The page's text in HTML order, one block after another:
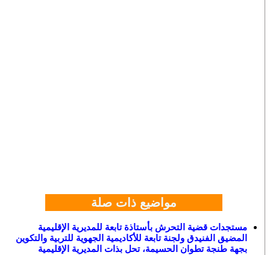
مواضيع ذات صلة
مستجدات قضية التحرش بأستاذة تابعة للمديرية الإقليمية
المضيق الفنيدق ولجنة تابعة للأكاديمية الجهوية للتربية والتكوين
بجهة طنجة تطوان الحسيمة، تحل بذات المديرية الإقليمية